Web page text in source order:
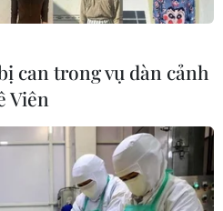
can trong vụ dàn cảnh
Viên